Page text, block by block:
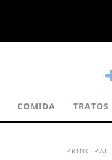
COMIDA TRATOS
PRINCIPAL